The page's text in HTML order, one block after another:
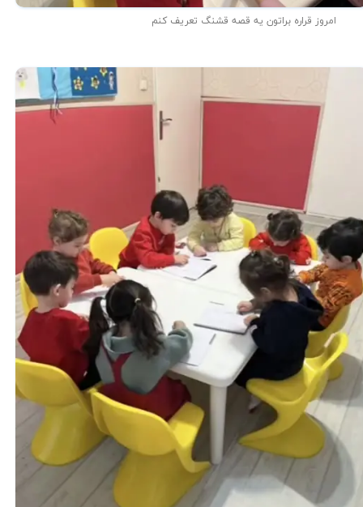
امروز قراره براتون یه قصه قشنگ تعریف کنم